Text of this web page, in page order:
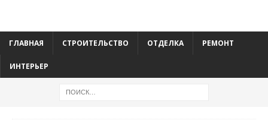
ГЛАВНАЯ СТРОИТЕЛЬСТВО ОТДЕЛКА РЕМОНТ
ИНТЕРЬЕР